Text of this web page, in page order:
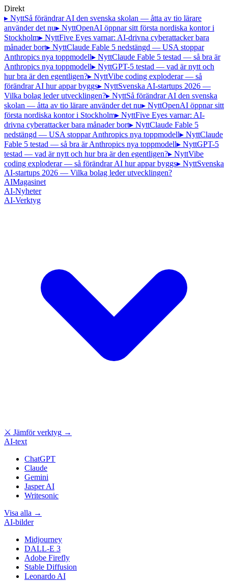
Direkt
▸ NyttSå förändrar AI den svenska skolan — åtta av tio lärare
använder det nu▸ NyttOpenAI öppnar sitt första nordiska kontor i
Stockholm▸ NyttFive Eyes varnar: AI-drivna cyberattacker bara
månader bort▸ NyttClaude Fable 5 nedstängd — USA stoppar
Anthropics nya toppmodell▸ NyttClaude Fable 5 testad — så bra är
Anthropics nya toppmodell▸ NyttGPT-5 testad — vad är nytt och
hur bra är den egentligen?▸ NyttVibe coding exploderar — så
förändrar AI hur appar byggs▸ NyttSvenska AI-startups 2026 —
Vilka bolag leder utvecklingen?▸ NyttSå förändrar AI den svenska
skolan — åtta av tio lärare använder det nu▸ NyttOpenAI öppnar sitt
första nordiska kontor i Stockholm▸ NyttFive Eyes varnar: AI-
drivna cyberattacker bara månader bort▸ NyttClaude Fable 5
nedstängd — USA stoppar Anthropics nya toppmodell▸ NyttClaude
Fable 5 testad — så bra är Anthropics nya toppmodell▸ NyttGPT-5
testad — vad är nytt och hur bra är den egentligen?▸ NyttVibe
coding exploderar — så förändrar AI hur appar byggs▸ NyttSvenska
AI-startups 2026 — Vilka bolag leder utvecklingen?
AIMagasinet
AI-Nyheter
AI-Verktyg
⚔ Jämför verktyg →
AI-text
ChatGPT
Claude
Gemini
Jasper AI
Writesonic
Visa alla →
AI-bilder
Midjourney
DALL-E 3
Adobe Firefly
Stable Diffusion
Leonardo AI